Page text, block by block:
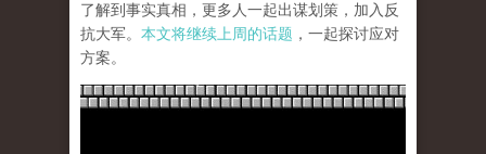
了解到事实真相，更多人一起出谋划策，加入反
抗大军。 本文将继续上周的话题 ，一起探讨应对
方案。